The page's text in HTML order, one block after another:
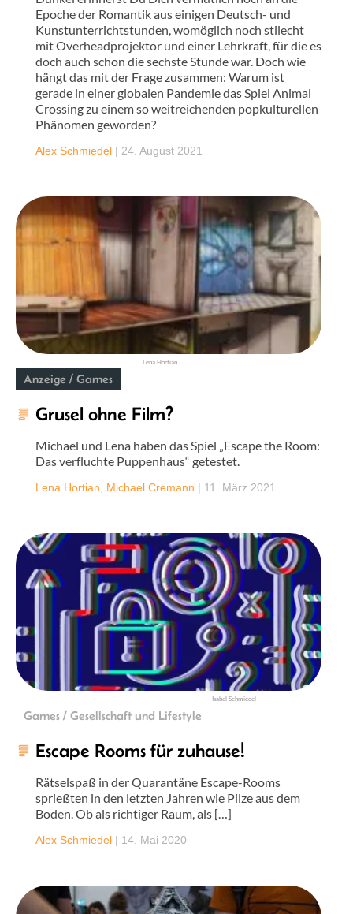
Epoche der Romantik aus einigen Deutsch- und
Kunstunterrichtstunden, womöglich noch stilecht
mit Overheadprojektor und einer Lehrkraft, für die es
doch auch schon die sechste Stunde war. Doch wie
hängt das mit der Frage zusammen: Warum ist
gerade in einer globalen Pandemie das Spiel Animal
Crossing zu einem so weitreichenden popkulturellen
Phänomen geworden?
Alex Schmiedel | 24. August 2021
Lena Hortian
Anzeige / Games
Grusel ohne Film?
Michael und Lena haben das Spiel „Escape the Room:
Das verfluchte Puppenhaus“ getestet.
Lena Hortian Michael Cremann | 11. März 2021
Isabel Schmiedel
Games / Gesellschaft und Lifestyle
Escape Rooms für zuhause!
Rätselspaß in der Quarantäne Escape-Rooms
sprießten in den letzten Jahren wie Pilze aus dem
Boden. Ob als richtiger Raum, als […]
Alex Schmiedel | 14. Mai 2020